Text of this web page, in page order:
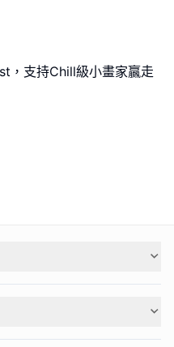
，支持Chill級小畫家贏走